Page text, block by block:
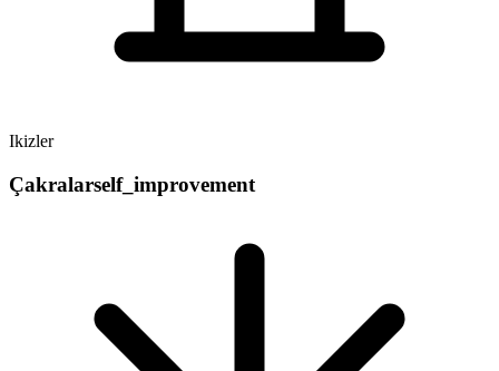
Ikizler
Çakralarself_improvement